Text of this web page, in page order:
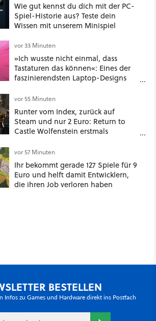
Wie gut kennst du dich mit der PC-
Spiel-Historie aus? Teste dein
Wissen mit unserem Minispiel
vor 33 Minuten
»Ich wusste nicht einmal, dass
Tastaturen das können«: Eines der
faszinierendsten Laptop-Designs
vor 55 Minuten
Runter vom Index, zurück auf
Steam und nur 2 Euro: Return to
Castle Wolfenstein erstmals
Markt
vor 57 Minuten
Ihr bekommt gerade 127 Spiele für 9
Euro und helft damit Entwicklern,
die ihren Job verloren haben
BESTELLEN
Infos zu Games und Hardware direkt ins Postfach